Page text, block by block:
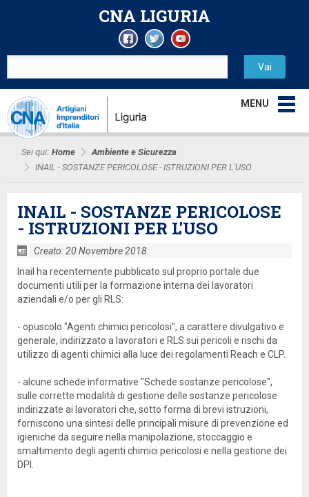
CNA LIGURIA
MENU
Sei qui: Home
Ambiente e Sicurezza
INAIL - SOSTANZE PERICOLOSE - ISTRUZIONI PER L'USO
INAIL - SOSTANZE PERICOLOSE
- ISTRUZIONI PER L'USO
Creato: 20 Novembre 2018
Inail ha recentemente pubblicato sul proprio portale due
documenti utili per la formazione interna dei lavoratori
aziendali e/o per gli RLS:
- opuscolo "Agenti chimici pericolosi", a carattere divulgativo e
generale, indirizzato a lavoratori e RLS sui pericoli e rischi da
utilizzo di agenti chimici alla luce dei regolamenti Reach e CLP.
- alcune schede informative "Schede sostanze pericolose",
sulle corrette modalità di gestione delle sostanze pericolose
indirizzate ai lavoratori che, sotto forma di brevi istruzioni,
forniscono una sintesi delle principali misure di prevenzione ed
igieniche da seguire nella manipolazione, stoccaggio e
smaltimento degli agenti chimici pericolosi e nella gestione dei
DPI.